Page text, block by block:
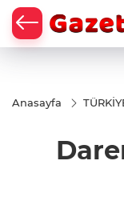
Anasayfa